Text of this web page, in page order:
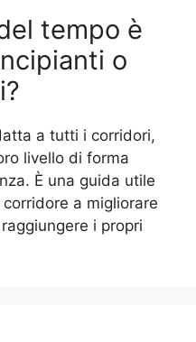
tempo è
o
a tutti i corridori,
livello di forma
È una guida utile
a migliorare
i propri